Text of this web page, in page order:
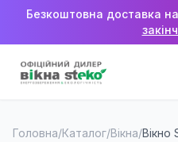
Безкоштовна доставка
Головна/Каталог/Вікна/